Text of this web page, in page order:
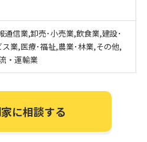
通信業,卸売･小売業,飲食業,建設･
業,医療･福祉,農業･林業,その他,
・運輸業
に相談する